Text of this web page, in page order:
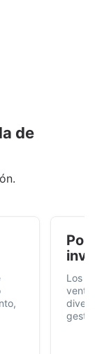
de
Por
Los